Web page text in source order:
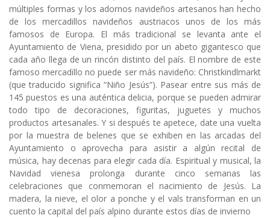
múltiples formas y los adornos navideños artesanos han hecho
de los mercadillos navideños austriacos unos de los más
famosos de Europa. El más tradicional se levanta ante el
Ayuntamiento de Viena, presidido por un abeto gigantesco que
cada año llega de un rincón distinto del país. El nombre de este
famoso mercadillo no puede ser más navideño: Christkindlmarkt
(que traducido significa “Niño Jesús”). Pasear entre sus más de
145 puestos es una auténtica delicia, porque se pueden admirar
todo tipo de decoraciones, figuritas, juguetes y muchos
productos artesanales. Y si después te apetece, date una vuelta
por la muestra de belenes que se exhiben en las arcadas del
Ayuntamiento o aprovecha para asistir a algún recital de
música, hay decenas para elegir cada día. Espiritual y musical, la
Navidad vienesa prolonga durante cinco semanas las
celebraciones que conmemoran el nacimiento de Jesús. La
madera, la nieve, el olor a ponche y el vals transforman en un
cuento la capital del país alpino durante estos días de invierno